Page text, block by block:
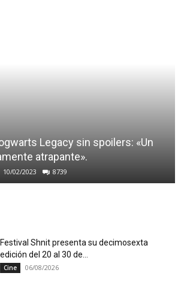
Legacy sin spoilers: «Un
atrapante».
10/02/2023 8739
Festival Shnit presenta su decimosexta
edición del 20 al 30 de...
Cine 06/08/2026